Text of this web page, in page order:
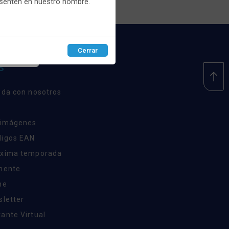
con nosotros
EAN
temporada
Virtual
Cerrar